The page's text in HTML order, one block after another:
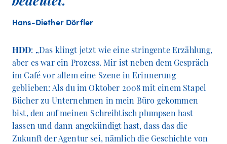
Hans-Diether Dörfler
HDD: „Das klingt jetzt wie eine stringente Erzählung,
aber es war ein Prozess. Mir ist neben dem Gespräch
im Café vor allem eine Szene in Erinnerung
geblieben: Als du im Oktober 2008 mit einem Stapel
Bücher zu Unternehmen in mein Büro gekommen
bist, den auf meinen Schreibtisch plumpsen hast
lassen und dann angekündigt hast, dass das die
Zukunft der Agentur sei, nämlich die Geschichte von